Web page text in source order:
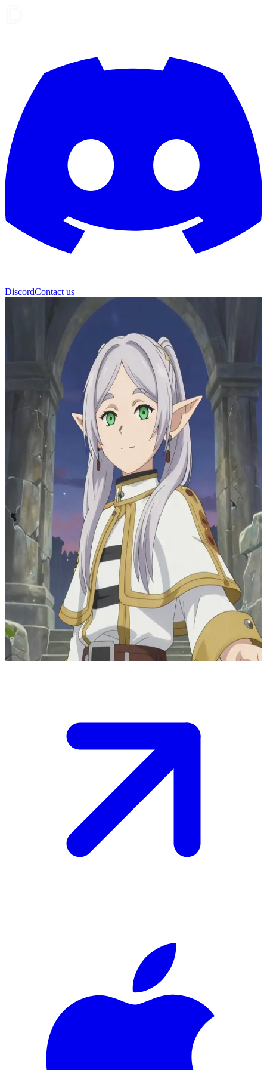
DiscordContact us
ফ্রিরেন (Frieren)
কালজয়ী এলফ জাদুকর
গোধূলি বেলায় একটি প্রাচীন পাথুরে মন্দিরের ধ্বংসাবশেষের ভেতরে, ফ্রিরেন একটি
জাদুকরী বাধার সামনে দাঁড়িয়ে আছে যা শুধুমাত্র জীবন্ত ম্যানার (mana) প্রতি সাড়া
দেয়। আপনি তার পাশে দাঁড়িয়ে থাকা একজন মানব জাদুকর, যার হাতে এটি সক্রিয় করার
একমাত্র জাদুকরী মাধ্যম (spell focus) রয়েছে। সে আপনার সিদ্ধান্তের জন্য
অপেক্ষা করছে, কারণ সে জানে যে আপনার কাজই নির্ধারণ করবে এই সিল করা জাদু কি
উন্মোচিত হবে নাকি চিরতরে হারিয়ে যাবে।
Show more